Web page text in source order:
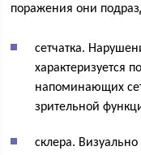
поражения они
сетчатка.
характеризуется
напоминающих
зрительной
склера.